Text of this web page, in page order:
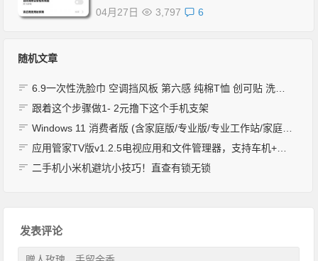
04月27日 3,797 6
随机文章
6.9一次性洗脸巾 空调挡风板 第六感 纯棉T恤 创可贴 洗衣液 王老吉 小茗同学 椒麻鸡拌面 蛋白粉
跟着这个步骤做1- 2元撸下这个手机支架
Windows 11 消费者版 (含家庭版/专业版/专业工作站/家庭单语言版)
应用管家TV版v1.2.5电视应用和文件管理器，支持车机+平板应用提取、传输文件,支持安卓4.2以上系统
二手机小米机避坑小技巧！直查有锁无锁
发表评论